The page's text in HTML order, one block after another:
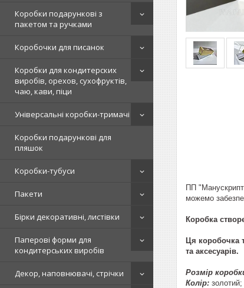
Коробки подарункові з
пакетом та ручками
Коробочки для писанок
Коробки для кондитерских
виробів, орехов, сухофруктів,
чаю, кави, піци
Універсальні коробки-тримачі
Коробки подарункові для
пляшок
Коробки-тубуси
Пакети
Бірки декоративні, листівки
Паперові форми для
кондитерських виробів
Декор, наповнювачі, стрічки
ПП "Манускрипт
можемо
Коробка
Ця коробочка
та аксесуарів.
Розмір
Колір: золотий;